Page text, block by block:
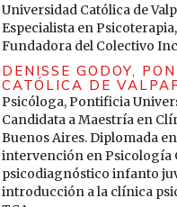
Cárcamo-Morales, Javiera
las Políticas Sociales de
Revista Liminales. Escritos
11(22), 57-88.https://doi.org/
Salgado, Ana (2007).
evaluación del rigor
71-78.
http://www.scielo.org.pe/
Segato, Rita (2003). Las
violencia. Ensayos sobre
Universidad Católica de
Especialista en
Fundadora del Colectivo
DENISSE GODOY,
CATÓLICA DE
Psicóloga, Pontificia
Candidata a Maestría en
Buenos Aires. Diplomada
intervención en Psicología
psicodiagnóstico infanto
introducción a la clínica